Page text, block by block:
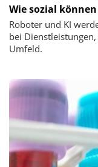
Wie sozial
Roboter und KI
bei
Umfeld.